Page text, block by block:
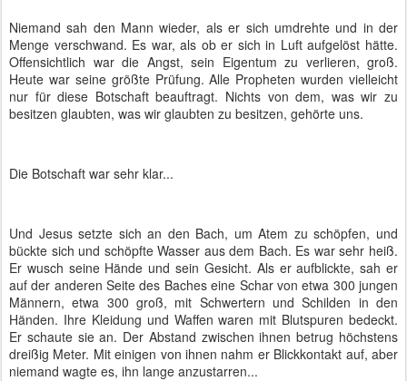
Niemand sah den Mann wieder, als er sich umdrehte und in der
Menge verschwand. Es war, als ob er sich in Luft aufgelöst hätte.
Offensichtlich war die Angst, sein Eigentum zu verlieren, groß.
Heute war seine größte Prüfung. Alle Propheten wurden vielleicht
nur für diese Botschaft beauftragt. Nichts von dem, was wir zu
besitzen glaubten, was wir glaubten zu besitzen, gehörte uns.
Die Botschaft war sehr klar...
Und Jesus setzte sich an den Bach, um Atem zu schöpfen, und
bückte sich und schöpfte Wasser aus dem Bach. Es war sehr heiß.
Er wusch seine Hände und sein Gesicht. Als er aufblickte, sah er
auf der anderen Seite des Baches eine Schar von etwa 300 jungen
Männern, etwa 300 groß, mit Schwertern und Schilden in den
Händen. Ihre Kleidung und Waffen waren mit Blutspuren bedeckt.
Er schaute sie an. Der Abstand zwischen ihnen betrug höchstens
dreißig Meter. Mit einigen von ihnen nahm er Blickkontakt auf, aber
niemand wagte es, ihn lange anzustarren...